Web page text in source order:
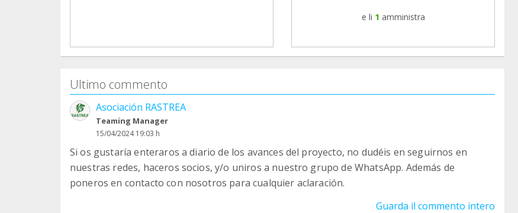
e li 1 amministra
Ultimo commento
Asociación RASTREA
Teaming Manager
15/04/2024 19:03 h
Si os gustaría enteraros a diario de los avances del proyecto, no dudéis en seguirnos en
nuestras redes, haceros socios, y/o uniros a nuestro grupo de WhatsApp. Además de
poneros en contacto con nosotros para cualquier aclaración.
Guarda il commento intero